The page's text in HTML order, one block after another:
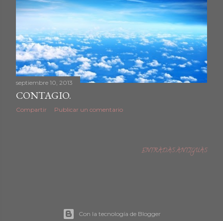
septiembre 10, 2013
CONTAGIO.
Compartir Publicar un comentario
ENTRADAS ANTIGUAS
Con la tecnología de Blogger